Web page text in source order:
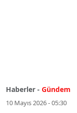
Haberler - Gündem
10 Mayıs 2026 - 05:30